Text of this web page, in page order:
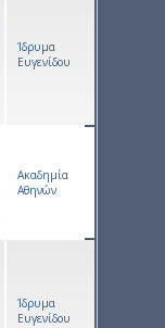
Ίδρυμα
Ευγενίδου
Ακαδημία
Αθηνών
Ίδρυμα
Ευγενίδου